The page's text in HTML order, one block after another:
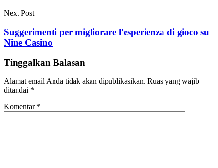
Next Post
Suggerimenti per migliorare l'esperienza di gioco su
Nine Casino
Tinggalkan Balasan
Alamat email Anda tidak akan dipublikasikan. Ruas yang wajib
ditandai *
Komentar *